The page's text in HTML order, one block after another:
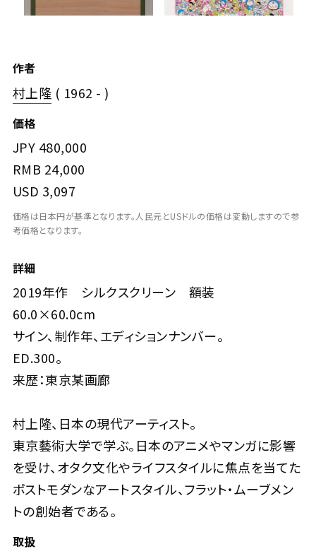
作者
村上隆 ( 1962 - )
価格
JPY 480,000
RMB 24,000
USD 3,097
価格は日本円が基準となります。人民元とUSドルの価格は変動しますので参
考価格となります。
詳細
2019年作 シルクスクリーン 額装
60.0×60.0cm
サイン、制作年、エディションナンバー。
ED.300。
来歴：東京某画廊
村上隆、日本の現代アーティスト。
東京藝術大学で学ぶ。日本のアニメやマンガに影響
を受け、オタク文化やライフスタイルに焦点を当てた
ポストモダンなアートスタイル、フラット・ムーブメン
トの創始者である。
取扱